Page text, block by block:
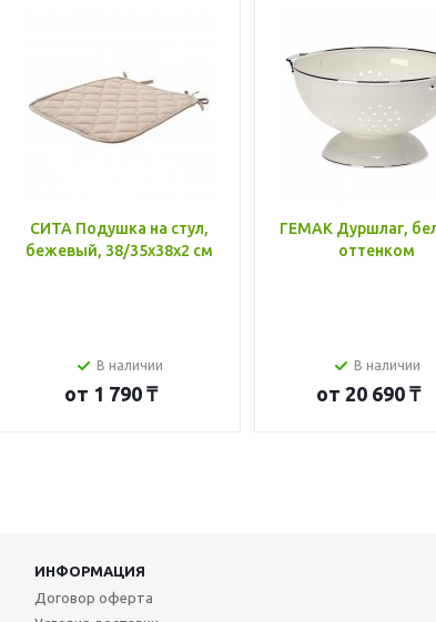
СИТА Подушка на стул,
бежевый, 38/35x38x2 см
В наличии
от 1 790 ₸
ГЕМАК Дуршлаг,
оттенком
В наличии
от 20 690 ₸
ИНФОРМАЦИЯ
Договор оферта